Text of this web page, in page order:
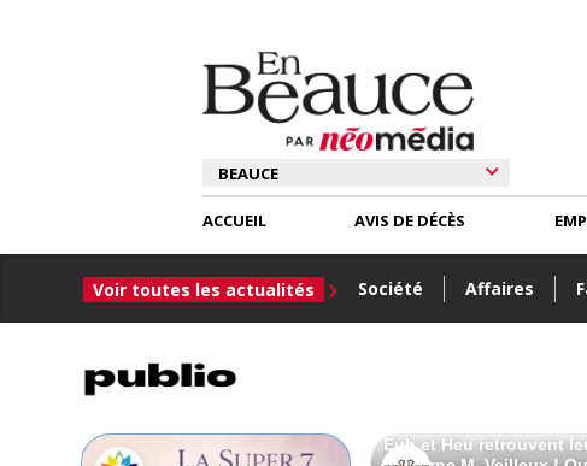
ACCUEIL
Voir toutes les actualités Société Affaires
AVIS DE DÉCÈS